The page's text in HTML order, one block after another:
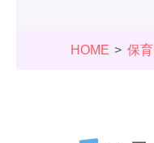
HOME 保